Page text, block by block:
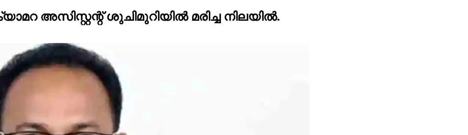
അസിസ്റ്റന്റ് ശുചിമുറിയില്‍ മരിച്ച നിലയില്‍.